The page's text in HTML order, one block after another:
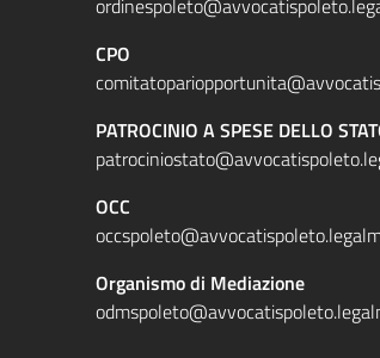
CPO
PATROCINIO A SPESE DELLO
OCC
Organismo di Mediazione